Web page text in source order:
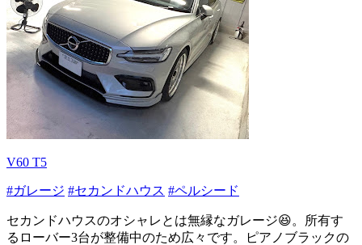
V60 T5
#ガレージ #セカンドハウス #ペルシード
セカンドハウスのオシャレとは無縁なガレージ😆。所有す
るローバー3台が整備中のため広々です。ピアノブラックの